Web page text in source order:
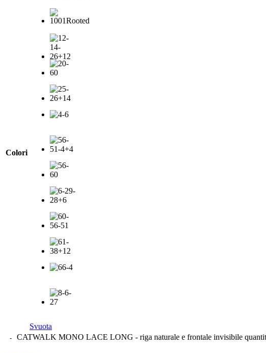
Colori
Svuota
CATWALK MONO LACE LONG - riga naturale e frontale invisibile